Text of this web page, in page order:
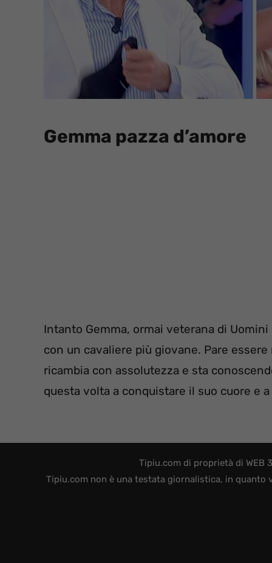
Gemma pazza d’amore
Intanto Gemma, ormai veterana di
con un cavaliere più giovane. Pare
ricambia con assolutezza e sta
questa volta a conquistare il suo cuore e
Tipiu.com di proprietà di WEB
Tipiu.com non è una testata giornalistica, in quanto